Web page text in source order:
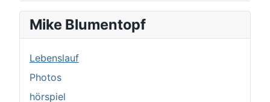
Mike Blumentopf
Lebenslauf
Photos
hörspiel